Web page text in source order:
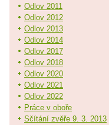
Odlov 2011
Odlov 2012
Odlov 2013
Odlov 2014
Odlov 2017
Odlov 2018
Odlov 2020
Odlov 2021
Odlov 2022
Práce v oboře
Sčítání zvěře 9. 3. 2013